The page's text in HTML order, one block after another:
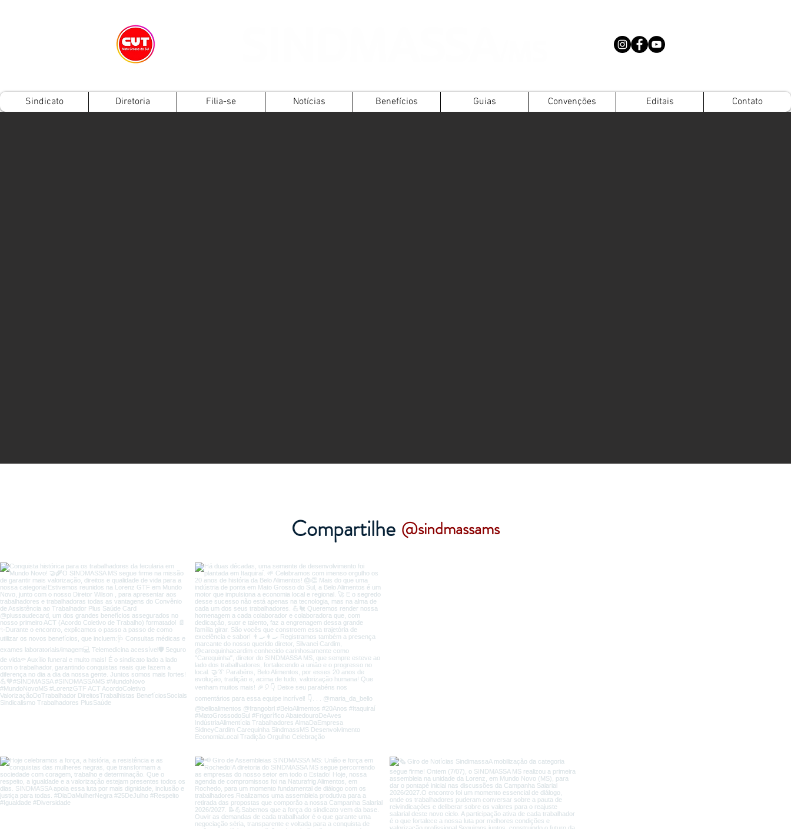
Sindicato Diretoria Filia-se Notícias Benefícios Guias Convenções Editais Contato
Compartilhe @sindmassams